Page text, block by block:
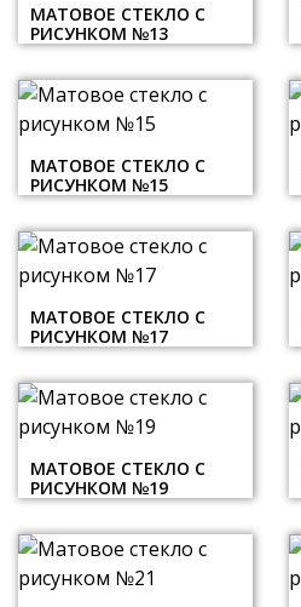
МАТОВОЕ СТЕКЛО С
РИСУНКОМ №13
МАТОВОЕ СТЕКЛО С
РИСУНКОМ №15
МАТОВОЕ СТЕКЛО С
РИСУНКОМ №17
МАТОВОЕ СТЕКЛО С
РИСУНКОМ №19